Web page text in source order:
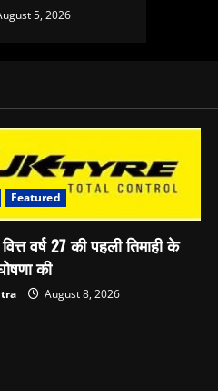
5, 2026
Featured
वर्ष 27 की पहली तिमाही के
की
August 8, 2026